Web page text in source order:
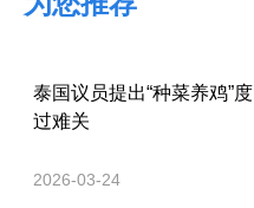
泰国议员提出“种菜养鸡”度
过难关
2026-03-24